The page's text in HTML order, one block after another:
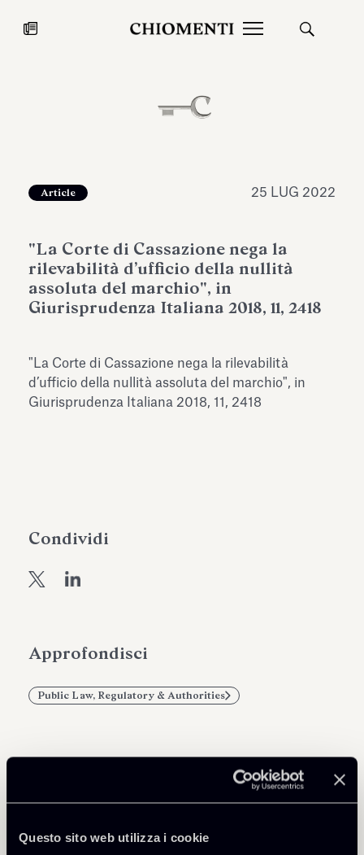
Questo sito web utilizza i cookie
27 LUG 2026
ampliando gli spazi espositivi
dell’Antiquarium di Villa Albani
Torlonia
Leggi tutto
Approfondisci
Public Law, Regulatory & Authorities
Article 25 LUG 2022
"La Corte di Cassazione nega la
rilevabilità d’ufficio della nullità
assoluta del marchio", in
Giurisprudenza Italiana 2018, 11, 2418
"La Corte di Cassazione nega la rilevabilità
d’ufficio della nullità assoluta del marchio", in
Giurisprudenza Italiana 2018, 11, 2418
Condividi
Professionisti correlati